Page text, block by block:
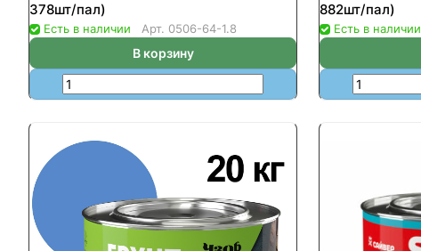
378шт/пал)
Есть в наличии Арт. 0506-64-1.8
В корзину
882шт/пал)
Есть в наличии